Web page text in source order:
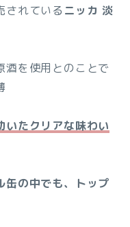
されている ニッカ 淡
酒を使用とのことで
いたクリアな味わい
缶の中でも、トップ